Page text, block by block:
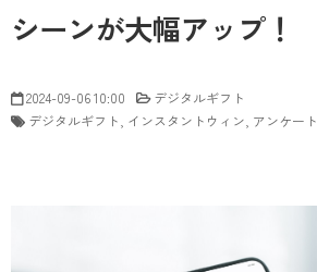
シーンが大幅アップ！
2024-09-06 10:00
デジタルギフト
デジタルギフト インスタントウィン アンケート